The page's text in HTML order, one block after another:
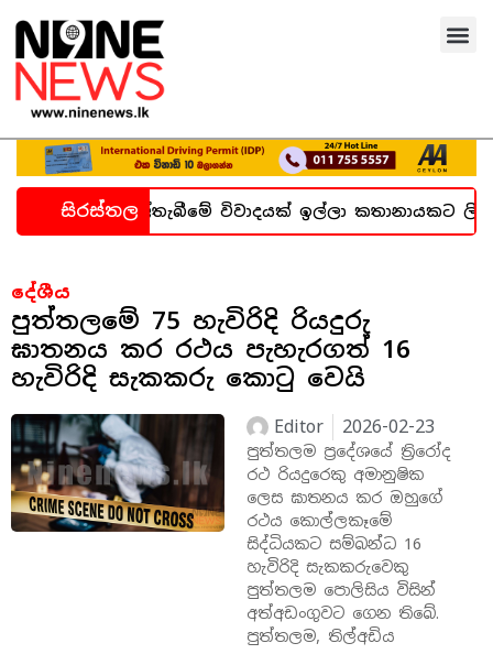
සිරස්තල
කල්තැබීමේ විවාදයක් ඉල්ලා කතානායකට ලිපියක්
දේශීය
පුත්තලමේ 75 හැවිරිදි රියදුරු
ඝාතනය කර රථය පැහැරගත් 16
හැවිරිදි සැකකරු කොටු වෙයි
Editor 2026-02-23
පුත්තලම ප්‍රදේශයේ ත්‍රිරෝද
රථ රියදුරෙකු අමානුෂික
ලෙස ඝාතනය කර ඔහුගේ
රථය කොල්ලකෑමේ
සිද්ධියකට සම්බන්ධ 16
හැවිරිදි සැකකරුවෙකු
පුත්තලම පොලිසිය විසින්
අත්අඩංගුවට ගෙන තිබේ.
පුත්තලම, තිල්අඩිය